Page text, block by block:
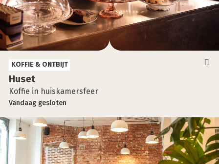
Huset
Koffie in huiskamersfeer
KOFFIE & ONTBIJT
Vandaag gesloten